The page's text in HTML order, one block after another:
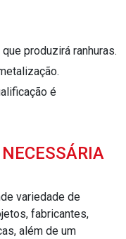
produzirá ranhuras.
variedade de
fabricantes,
além de um